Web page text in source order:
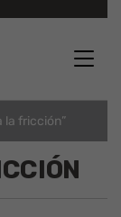
la fricción”